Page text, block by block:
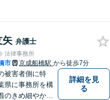
弁護士
法律事務所
市 京成船橋駅 から徒歩7分
被害者側に特
県に事務所を構
のきめ細やかな
詳細を見
る